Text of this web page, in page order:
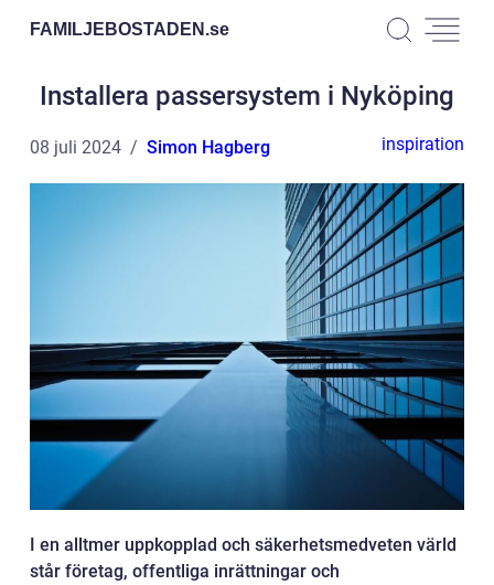
FAMILJEBOSTADEN.se
Installera passersystem i Nyköping
08 juli 2024 Simon Hagberg inspiration
I en alltmer uppkopplad och säkerhetsmedveten värld
står företag, offentliga inrättningar och